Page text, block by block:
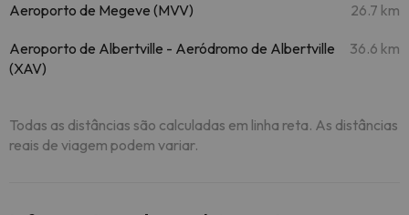
Aeroporto de Megeve (MVV) 26.7 km
Aeroporto de Albertville - Aeródromo de Albertville
(XAV)
36.6 km
Todas as distâncias são calculadas em linha reta. As distâncias
reais de viagem podem variar.